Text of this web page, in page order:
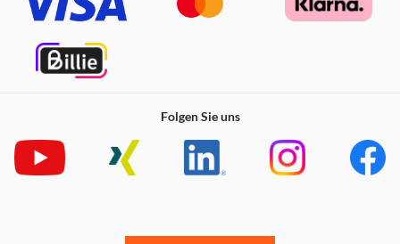
Folgen Sie uns